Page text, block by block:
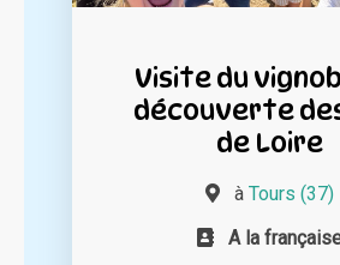
Visite du
découverte
de Loire
à Tours (37)
A la